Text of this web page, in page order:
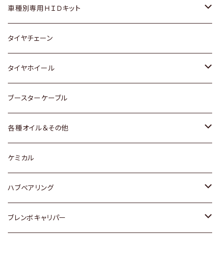
マツダ
三菱
スバル
レクサス
ダイハツ
マツダ
三菱
スバル
日産
いすゞ
ダイハツ
マツダ
三菱
スバル
スズキ
日産
ダイハツ
スバル
ホンダ
スズキ
日産
ダイハツ
マツダ
ホンダ
スズキ
日産
ダイハツ
マツダ
スバル
車種別専用ＨＩＤキット
トヨタ
マツダ
タイヤチェーン
タイヤホイール
トヨタ
ホンダ
スズキ
日産
ダイハツ
ブースターケーブル
各種オイル＆その他
ディーデル洗浄添加剤
ケミカル
ハブベアリング
トヨタ
ブレンボキャリパー